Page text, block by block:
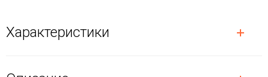
Характеристики